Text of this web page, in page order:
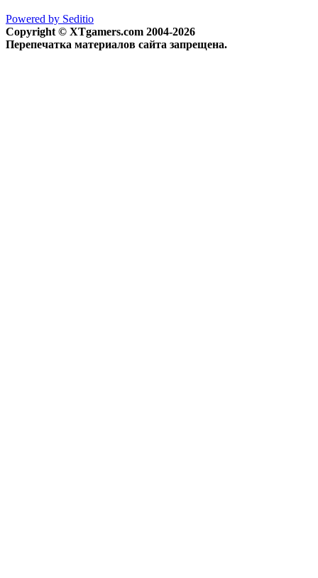
Powered by Seditio
Copyright © XTgamers.com 2004-2026
Перепечатка материалов сайта запрещена.